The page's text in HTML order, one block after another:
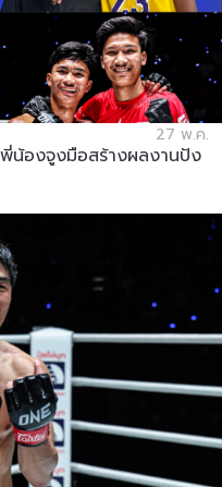
27 พ.ค.
น้องจูงมือสร้างผลงานปัง